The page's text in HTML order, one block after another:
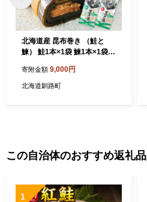
北海道産 昆布巻き （鮭と
鰊） 鮭1本×1袋 鰊1本×1袋
産 サケ ニシン コンブ だし
海藻 だし昆布 こんぶ水 出汁
寄附金額 9,000円
北海道釧路町
この自治体のおすすめ返礼品
1